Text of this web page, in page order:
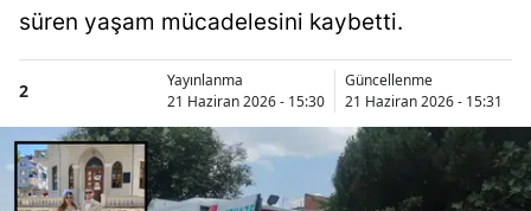
süren yaşam mücadelesini kaybetti.
2
Yayınlanma
21 Haziran 2026 - 15:30
Güncellenme
21 Haziran 2026 - 15:31